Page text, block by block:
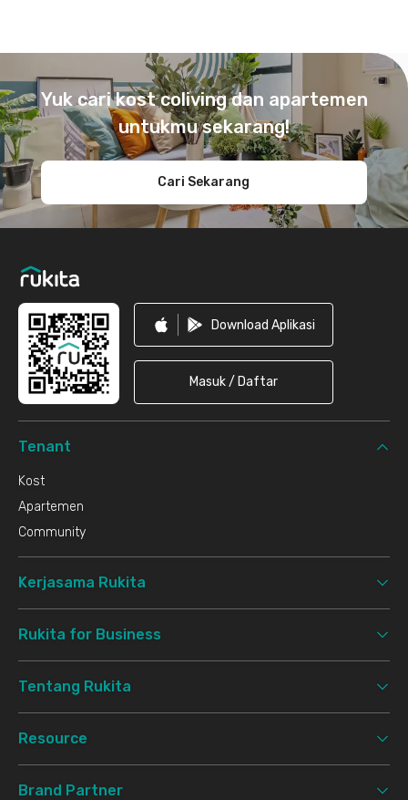
Yuk cari kost coliving dan apartemen
untukmu sekarang!
Cari Sekarang
Download Aplikasi
Masuk / Daftar
Tenant
Kost
Apartemen
Community
Kerjasama Rukita
Rukita for Business
Tentang Rukita
Resource
Brand Partner